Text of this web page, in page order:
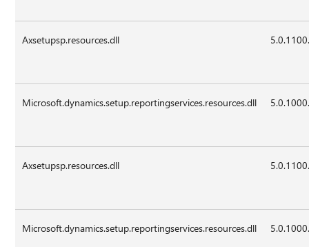
Axsetupsp.resources.dll
Microsoft.dynamics.setup.reportingservices.resources.dll
Axsetupsp.resources.dll
Microsoft.dynamics.setup.reportingservices.resources.dll